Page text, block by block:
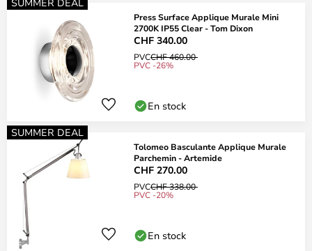
Press Surface Applique Murale Mini
2700K IP55 Clear - Tom Dixon
CHF 340.00
PVCCHF 460.00
PVC -26%
En stock
SUMMER DEAL
Tolomeo Basculante Applique Murale
Parchemin - Artemide
CHF 270.00
PVCCHF 338.00
PVC -20%
En stock